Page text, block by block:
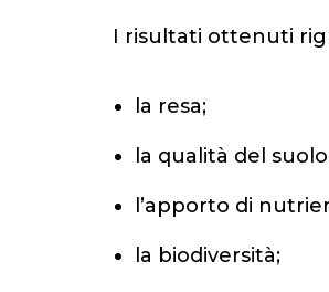
I risultati ottenuti
la resa;
la qualità del
l’apporto di
la biodiversità;